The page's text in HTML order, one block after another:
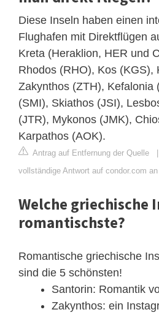
Diese Inseln haben einen
Flughafen mit Direktflügen
Kreta (Heraklion, HER und
Rhodos (RHO), Kos (KGS),
Zakynthos (ZTH), Kefalonia
(SMI), Skiathos (JSI),
(JTR), Mykonos (JMK),
Karpathos (AOK).
Antrag auf Entfernung der Quelle
vollständige Antwort auf condor.com an
Welche griechische
romantischste?
Romantische griechische
sind die 5 schönsten!
Santorin: Romantik
Zakynthos: ein